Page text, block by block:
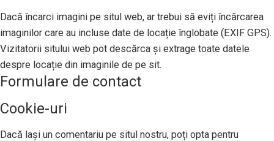
Dacă încarci imagini pe situl web, ar trebui să eviți încărcarea
imaginilor care au incluse date de locație înglobate (EXIF GPS).
Vizitatorii sitului web pot descărca și extrage toate datele
despre locație din imaginile de pe sit.
Formulare de contact
Cookie-uri
Dacă lași un comentariu pe situl nostru, poți opta pentru